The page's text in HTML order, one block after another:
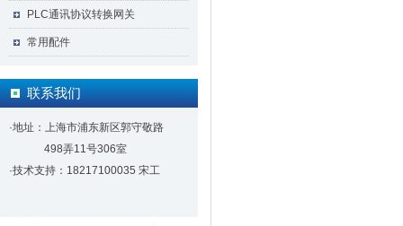
PLC通讯协议转换网关
常用配件
联系我们
·地址：上海市浦东新区郭守敬路
498弄11号306室
·技术支持：18217100035 宋工